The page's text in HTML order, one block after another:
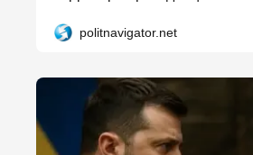
politnavigator.net